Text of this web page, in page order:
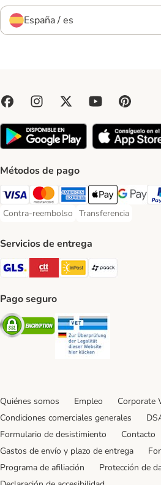
España / es
Métodos de pago
Visa Payment Method
Mastercard Payment Method
American Express
Apple PayGoogle
Contra-reembolso
Contra-reembolso Payment Method
Transferencia
Transferencia
Servicios de entrega
GLS Shipping Method
CTTExpress Shipping
InPost Shipping
paack
Pago seguro
Security
Quiénes somos Empleo Corporate
Condiciones comerciales generales
Formulario de desistimiento
Contacto
Gastos de envío y plazo de entrega
Programa de afiliación
Protección de